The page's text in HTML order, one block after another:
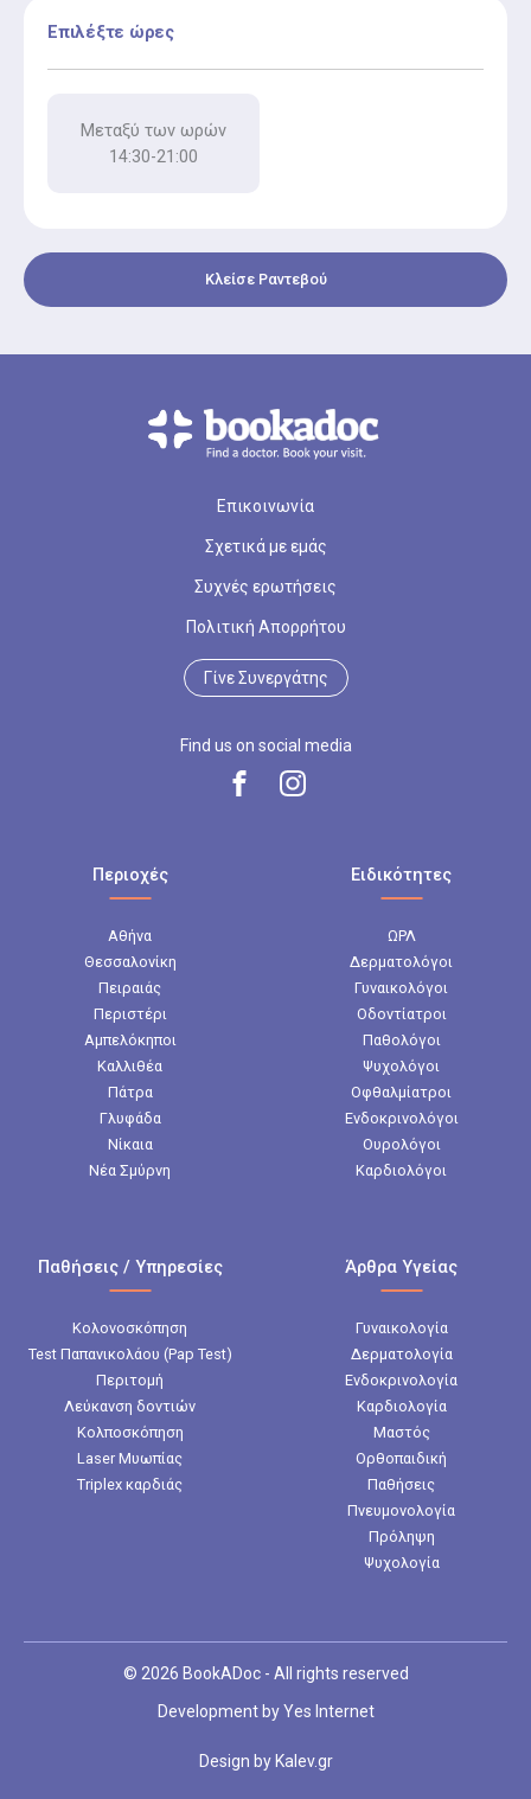
Επιλέξτε ώρες
Μεταξύ των ωρών
14:30-21:00
Κλείσε Ραντεβού
Επικοινωνία
Σχετικά με εμάς
Συχνές ερωτήσεις
Πολιτική Απορρήτου
Γίνε Συνεργάτης
Find us on social media
Περιοχές
Αθήνα
Θεσσαλονίκη
Πειραιάς
Περιστέρι
Αμπελόκηποι
Καλλιθέα
Πάτρα
Γλυφάδα
Νίκαια
Νέα Σμύρνη
Ειδικότητες
ΩΡΛ
Δερματολόγοι
Γυναικολόγοι
Οδοντίατροι
Παθολόγοι
Ψυχολόγοι
Οφθαλμίατροι
Ενδοκρινολόγοι
Ουρολόγοι
Καρδιολόγοι
Παθήσεις / Υπηρεσίες
Κολονοσκόπηση
Test Παπανικολάου (Pap Test)
Περιτομή
Λεύκανση δοντιών
Κολποσκόπηση
Laser Μυωπίας
Triplex καρδιάς
Άρθρα Υγείας
Γυναικολογία
Δερματολογία
Ενδοκρινολογία
Καρδιολογία
Μαστός
Ορθοπαιδική
Παθήσεις
Πνευμονολογία
Πρόληψη
Ψυχολογία
© 2026 BookADoc - All rights reserved
Development byYes Internet
Design by Kalev.gr